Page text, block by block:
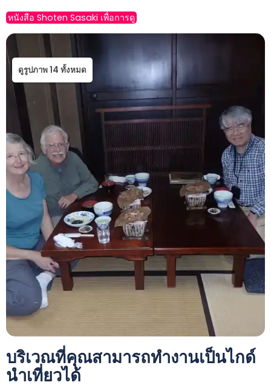
หนังสือ Shoten Sasaki เพื่อการดู
ดูรูปภาพ 14 ทั้งหมด
บริเวณที่คุณสามารถทำงานเป็นไกด์
นำเที่ยวได้